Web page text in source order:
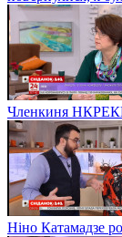
Членкиня НКРЕКП
Ніно Катамадзе